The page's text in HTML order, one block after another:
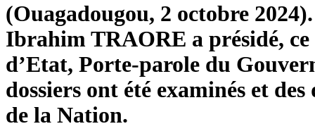
(Ouagadougou, 2 octobre
Ibrahim TRAORE a présidé,
d’Etat, Porte-parole du
dossiers ont été examinés et
de la Nation.